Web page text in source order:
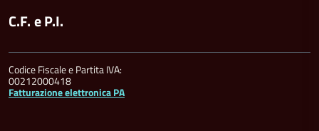
C.F. e P.I.
Codice Fiscale e Partita IVA:
00212000418
Fatturazione elettronica PA